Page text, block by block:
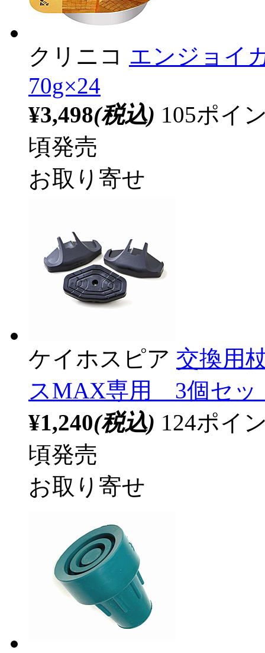
クリニコ エンジョイ
70g×24
¥3,498(税込) 105ポイ
頃発売
お取り寄せ
ケイホスピア 交換用
スMAX専用 3個セッ
¥1,240(税込) 124ポイ
頃発売
お取り寄せ